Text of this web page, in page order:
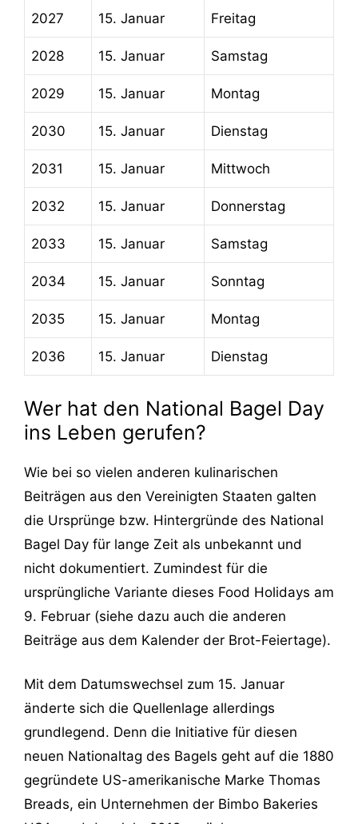
2027 15. Januar Freitag
2028 15. Januar Samstag
2029 15. Januar Montag
2030 15. Januar Dienstag
2031 15. Januar Mittwoch
2032 15. Januar Donnerstag
2033 15. Januar Samstag
2034 15. Januar Sonntag
2035 15. Januar Montag
2036 15. Januar Dienstag
Wer hat den National Bagel Day
ins Leben gerufen?
Wie bei so vielen anderen kulinarischen
Beiträgen aus den Vereinigten Staaten galten
die Ursprünge bzw. Hintergründe des National
Bagel Day für lange Zeit als unbekannt und
nicht dokumentiert. Zumindest für die
ursprüngliche Variante dieses Food Holidays am
9. Februar (siehe dazu auch die anderen
Beiträge aus dem Kalender der Brot-Feiertage).
Mit dem Datumswechsel zum 15. Januar
änderte sich die Quellenlage allerdings
grundlegend. Denn die Initiative für diesen
neuen Nationaltag des Bagels geht auf die 1880
gegründete US-amerikanische Marke Thomas
Breads, ein Unternehmen der Bimbo Bakeries